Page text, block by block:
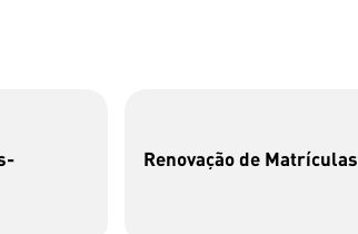
Renovação de Matrículas